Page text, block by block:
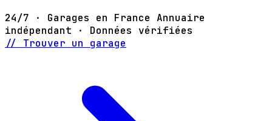
24/7 · Garages en France Annuaire
indépendant · Données vérifiées
// Trouver un garage